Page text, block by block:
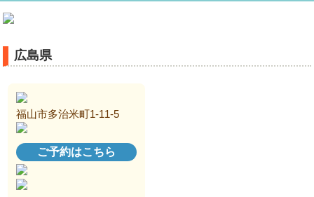
広島県
福山市多治米町1-11-5
ご予約はこちら